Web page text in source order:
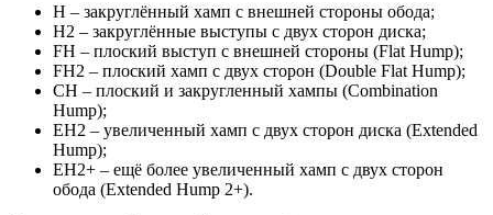
Н – закруглённый хамп с внешней стороны обода;
Н2 – закруглённые выступы с двух сторон диска;
FH – плоский выступ с внешней стороны (Flat Hump);
FH2 – плоский хамп с двух сторон (Double Flat Hump);
CH – плоский и закругленный хампы (Combination
Hump);
EH2 – увеличенный хамп с двух сторон диска (Extended
Hump);
EH2+ – ещё более увеличенный хамп с двух сторон
обода (Extended Hump 2+).